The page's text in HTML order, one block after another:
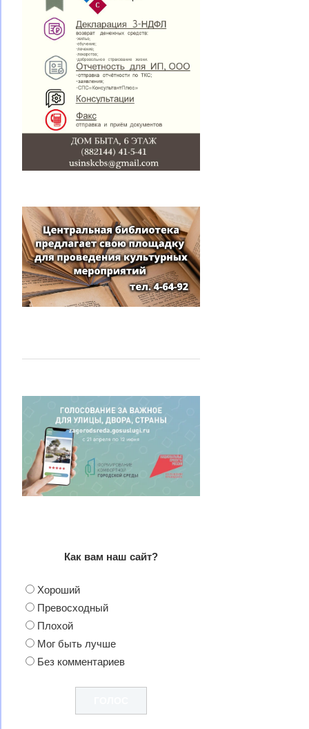
Как вам наш сайт?
Хороший
Превосходный
Плохой
Мог быть лучше
Без комментариев